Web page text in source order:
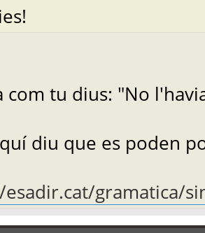
com tu dius: "No
diu que es poden
gramatica/